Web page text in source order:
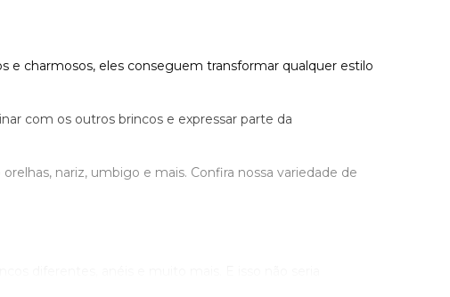
e charmosos, eles conseguem transformar qualquer estilo
com os outros brincos e expressar parte da
nariz, umbigo e mais. Confira nossa variedade de